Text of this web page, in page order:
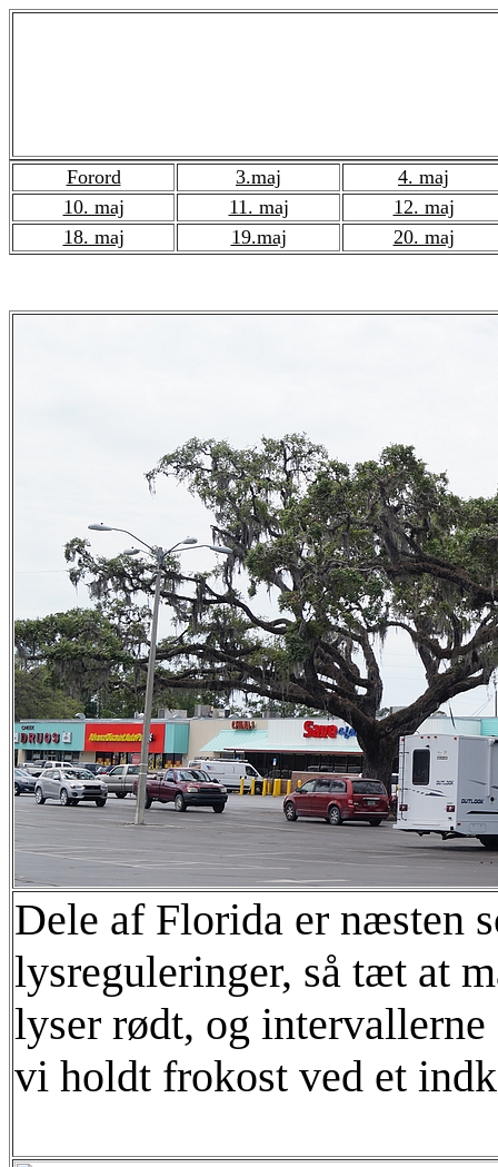
Forord 3.maj
4. maj
10. maj
11. maj
12. maj
18. maj
19.maj 20. maj
Dele af Florida er næsten
lysreguleringer, så tæt at
lyser rødt, og intervallerne
vi holdt frokost ved et